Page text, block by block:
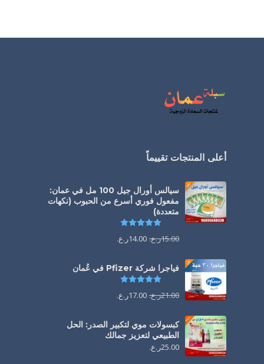
أعلى المنتجات تقييماً
سيالس أورال جيل 100 مل في عمان:
مفعول فوري أسرع من الحبوب (نكهات
متعددة)
15.00ر.ع. 14.00ر.ع.
فياجرا شركة Pfizer في عُمان
21.00ر.ع. 17.00ر.ع.
كبسولات موي لتكبير الصدر: الحل
الطبيعي لتعزيز جمالك
25.00ر.ع.